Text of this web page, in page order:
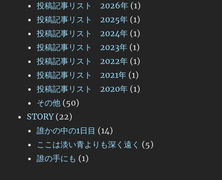
投稿記事リスト 2026年 (1)
投稿記事リスト 2025年 (1)
投稿記事リスト 2024年 (1)
投稿記事リスト 2023年 (1)
投稿記事リスト 2022年 (1)
投稿記事リスト 2021年 (1)
投稿記事リスト 2020年 (1)
その他 (50)
STORY(22)
誰かの中の1日目 (14)
ここは淡い青よりも深く遠く (5)
誰の手にも (1)